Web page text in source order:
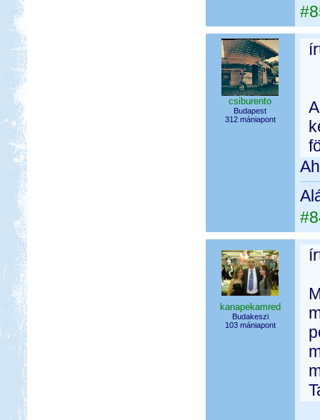
csiburento
Budapest
312 mániapont
kanapekamred
Budakeszi
103 mániapont